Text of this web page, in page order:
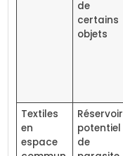
de
certains
objets
Textiles
en
espace
Réservoir
potentiel
de